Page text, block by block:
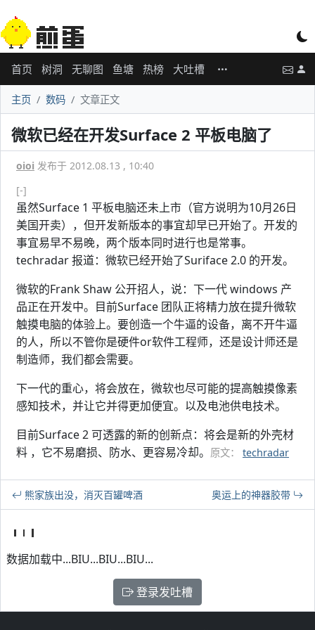
首页 树洞 无聊图 鱼塘 热榜 大吐槽
主页 数码 文章正文
微软已经在开发Surface 2 平板电脑了
oioi 发布于 2012.08.13 , 10:40
[-]
虽然Surface 1 平板电脑还未上市（官方说明为10月26日
美国开卖），但开发新版本的事宜却早已开始了。开发的
事宜易早不易晚，两个版本同时进行也是常事。
techradar 报道：微软已经开始了Suriface 2.0 的开发。
微软的Frank Shaw 公开招人，说：下一代 windows 产
品正在开发中。目前Surface 团队正将精力放在提升微软
触摸电脑的体验上。要创造一个牛逼的设备，离不开牛逼
的人，所以不管你是硬件or软件工程师，还是设计师还是
制造师，我们都会需要。
下一代的重心，将会放在，微软也尽可能的提高触摸像素
感知技术，并让它并得更加便宜。以及电池供电技术。
目前Surface 2 可透露的新的创新点：将会是新的外壳材
料 ，它不易磨损、防水、更容易冷却。 原文： techradar
熊家族出没，消灭百罐啤酒 奥运上的神器胶带
数据加载中...BIU...BIU...BIU...
登录发吐槽